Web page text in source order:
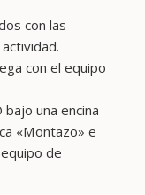
con las
con el equipo
bajo una encina
«Montazo» e
de